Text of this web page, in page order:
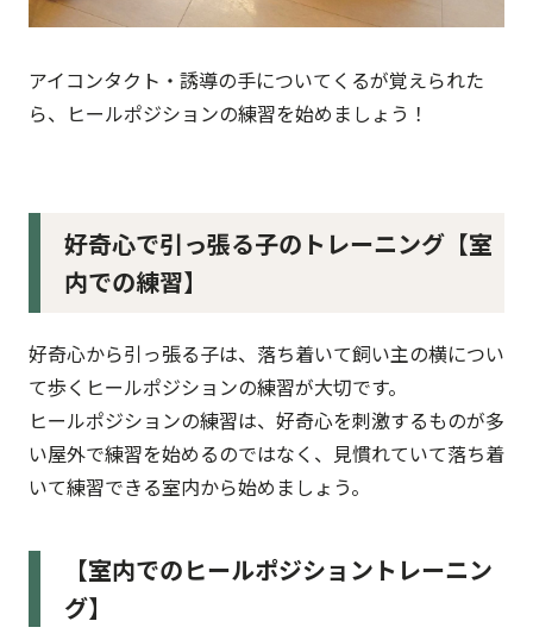
アイコンタクト・誘導の手についてくるが覚えられた
ら、ヒールポジションの練習を始めましょう！
好奇心で引っ張る子のトレーニング【室
内での練習】
好奇心から引っ張る子は、落ち着いて飼い主の横につい
て歩くヒールポジションの練習が大切です。
ヒールポジションの練習は、好奇心を刺激するものが多
い屋外で練習を始めるのではなく、見慣れていて落ち着
いて練習できる室内から始めましょう。
【室内でのヒールポジショントレーニン
グ】